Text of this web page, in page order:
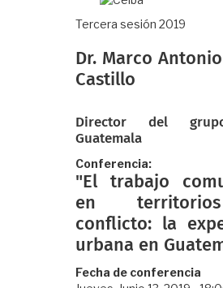
Tercera sesión 2019
Dr. Marco
Castillo
Director del
Guatemala
Conferencia
"El trabajo
en
conflicto: la
urbana en
Fecha de conferencia